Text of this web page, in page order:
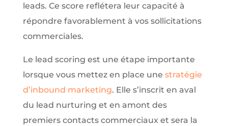
leads. Ce score reflétera leur capacité à
répondre favorablement à vos sollicitations
commerciales.
Le lead scoring est une étape importante
lorsque vous mettez en place une stratégie
d’inbound marketing. Elle s’inscrit en aval
du lead nurturing et en amont des
premiers contacts commerciaux et sera la